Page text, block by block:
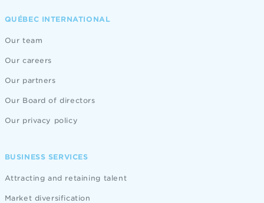
QUÉBEC INTERNATIONAL
Our team
Our careers
Our partners
Our Board of directors
Our privacy policy
BUSINESS SERVICES
Attracting and retaining talent
Market diversification